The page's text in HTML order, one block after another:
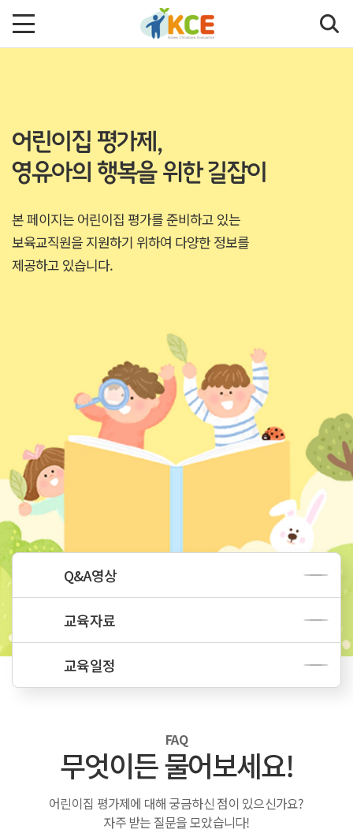
어린이집 평가제,
영유아의 행복을 위한 길잡이
본 페이지는 어린이집 평가를 준비하고 있는
보육교직원을 지원하기 위하여 다양한 정보를
제공하고 있습니다.
Q&A영상
교육자료
교육일정
FAQ
무엇이든 물어보세요!
어린이집 평가제에 대해 궁금하신 점이 있으신가요?
자주 받는 질문을 모았습니다!